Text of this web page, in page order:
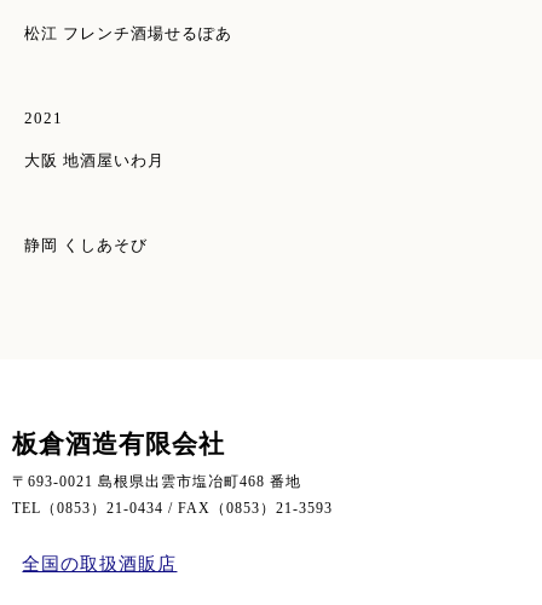
松江 フレンチ酒場せるぽあ
2021
大阪 地酒屋いわ月
静岡 くしあそび
板倉酒造有限会社
〒693-0021 島根県出雲市塩冶町468 番地
TEL（0853）21-0434 / FAX（0853）21-3593
全国の取扱酒販店